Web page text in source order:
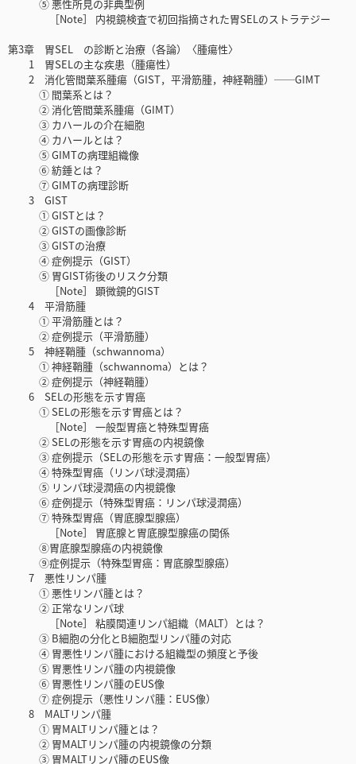
⑤ 悪性所見の非典型例
［Note］ 内視鏡検査で初回指摘された胃SELのストラテジー
第3章 胃SEL の診断と治療（各論）〈腫瘍性〉
1 胃SELの主な疾患（腫瘍性）
2 消化管間葉系腫瘍（GIST，平滑筋腫，神経鞘腫）──GIMT
① 間葉系とは？
② 消化管間葉系腫瘍（GIMT）
③ カハールの介在細胞
④ カハールとは？
⑤ GIMTの病理組織像
⑥ 紡錘とは？
⑦ GIMTの病理診断
3 GIST
① GISTとは？
② GISTの画像診断
③ GISTの治療
④ 症例提示（GIST）
⑤ 胃GIST術後のリスク分類
［Note］ 顕微鏡的GIST
4 平滑筋腫
① 平滑筋腫とは？
② 症例提示（平滑筋腫）
5 神経鞘腫（schwannoma）
① 神経鞘腫（schwannoma）とは？
② 症例提示（神経鞘腫）
6 SELの形態を示す胃癌
① SELの形態を示す胃癌とは？
［Note］ 一般型胃癌と特殊型胃癌
② SELの形態を示す胃癌の内視鏡像
③ 症例提示（SELの形態を示す胃癌：一般型胃癌）
④ 特殊型胃癌（リンパ球浸潤癌）
⑤ リンパ球浸潤癌の内視鏡像
⑥ 症例提示（特殊型胃癌：リンパ球浸潤癌）
⑦ 特殊型胃癌（胃底腺型腺癌）
［Note］ 胃底腺と胃底腺型腺癌の関係
⑧胃底腺型腺癌の内視鏡像
⑨症例提示（特殊型胃癌：胃底腺型腺癌）
7 悪性リンパ腫
① 悪性リンパ腫とは？
② 正常なリンパ球
［Note］ 粘膜関連リンパ組織（MALT）とは？
③ B細胞の分化とB細胞型リンパ腫の対応
④ 胃悪性リンパ腫における組織型の頻度と予後
⑤ 胃悪性リンパ腫の内視鏡像
⑥ 胃悪性リンパ腫のEUS像
⑦ 症例提示（悪性リンパ腫：EUS像）
8 MALTリンパ腫
① 胃MALTリンパ腫とは？
② 胃MALTリンパ腫の内視鏡像の分類
③ 胃MALTリンパ腫のEUS像